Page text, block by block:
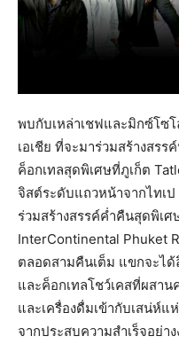
พบกับเหล่าเชฟและมิกซ์โซ
เอเชีย ที่จะมาร่วมสร้างสร
ค็อกเทลสุดพิเศษที่ภูเก็ต
จิสต์ระดับแถวหน้าจากไทเป
ร่วมสร้างสรรค์ค่ำคืนสุดพิเ
InterContinental Phuket
ตลอดสามคืนเต็ม แขกจะไ
และค็อกเทลโชว์เคสที่ผสา
และเครื่องดื่มเข้ากับเสน่ห์แ
จากประสบความสำเร็จอย่า